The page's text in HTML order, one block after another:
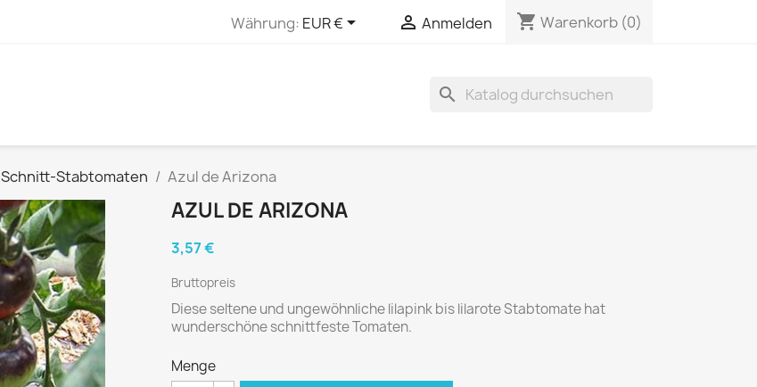
Währung: EUR €  Anmelden shopping_cart Warenkorb (0)
search
Schnitt-Stabtomaten Azul de Arizona
AZUL DE ARIZONA
3,57 €
Bruttopreis
Diese seltene und ungewöhnliche lilapink bis lilarote Stabtomate hat
wunderschöne schnittfeste Tomaten.
Menge